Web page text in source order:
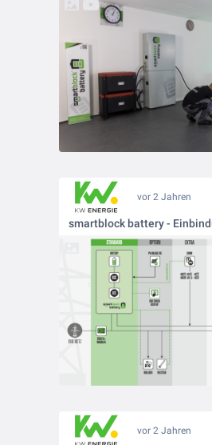
vor 2 Jahren
vor 2 Jahren